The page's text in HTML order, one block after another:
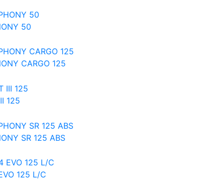
50
CARGO 125
125
SR 125 ABS
125 L/C